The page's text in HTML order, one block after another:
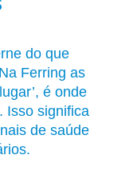
do que
Ferring as
é onde
Isso significa
de saúde